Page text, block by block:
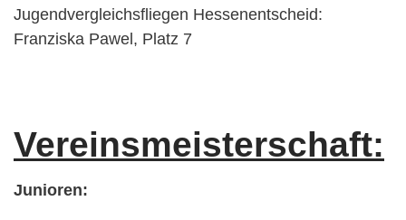
Jugendvergleichsfliegen Hessenentscheid:
Franziska Pawel, Platz 7
Vereinsmeisterschaft:
Junioren: